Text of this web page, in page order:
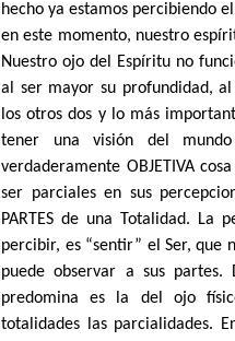
hecho ya estamos percibiendo
en este momento, nuestro
Nuestro ojo del Espíritu no
al ser mayor su profundidad,
los otros dos y lo más
tener una visión del
verdaderamente OBJETIVA
ser parciales en sus
PARTES de una Totalidad. La
percibir, es “sentir” el Ser, que
puede observar a sus
predomina es la del ojo
totalidades las parcialidades.